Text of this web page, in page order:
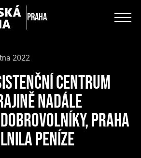
Praha
2022
CENTRUM
NADÁLE
PRAHA
PENÍZE